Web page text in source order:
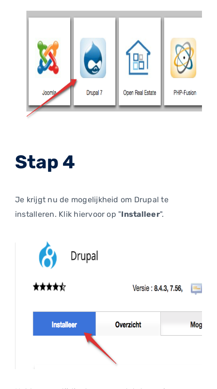
Stap 4
Je krijgt nu de mogelijkheid om Drupal te
installeren. Klik hiervoor op "Installeer".